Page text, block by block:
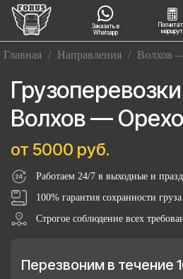
Заказать в
Whatsapp
маршрут
Главная / Направления / Волхов
Грузоперевозки
Волхов —
от 5000 руб.
Работаем 24/7 в выходные и
100% гарантия сохранности
Строгое соблюдение всех
Перезвоним в течение